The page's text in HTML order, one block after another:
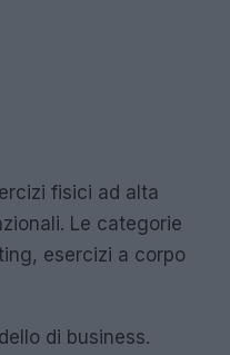
fisici ad alta
Le categorie
esercizi a corpo
di business.